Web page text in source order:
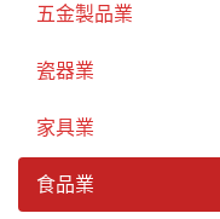
五金製品業
瓷器業
家具業
食品業